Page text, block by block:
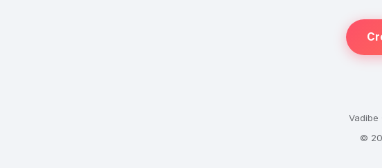
Vadibe
©